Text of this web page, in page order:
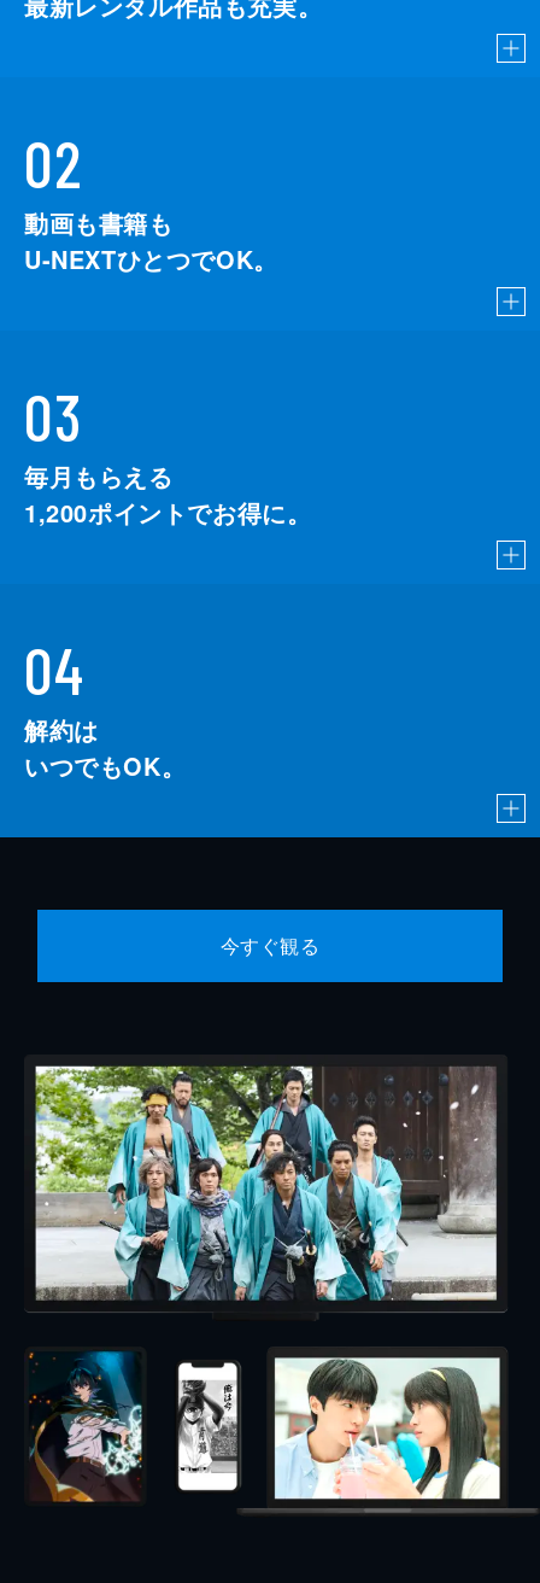
02
動画も書籍も
U-NEXTひとつでOK。
03
毎月もらえる
1,200ポイントでお得に。
04
解約は
いつでもOK。
今すぐ観る